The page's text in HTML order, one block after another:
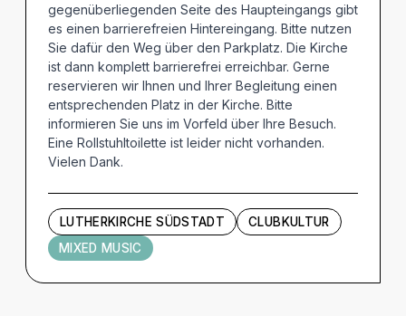
gegenüberliegenden Seite des Haupteingangs gibt
es einen barrierefreien Hintereingang. Bitte nutzen
Sie dafür den Weg über den Parkplatz. Die Kirche
ist dann komplett barrierefrei erreichbar. Gerne
reservieren wir Ihnen und Ihrer Begleitung einen
entsprechenden Platz in der Kirche. Bitte
informieren Sie uns im Vorfeld über Ihre Besuch.
Eine Rollstuhltoilette ist leider nicht vorhanden.
Vielen Dank.
LUTHERKIRCHE SÜDSTADT
CLUBKULTUR
MIXED MUSIC